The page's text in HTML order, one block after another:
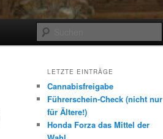
LETZTE EINTRÄGE
Cannabisfreigabe
Führerschein-Check (nicht nur
für Ältere!)
Honda Forza das Mittel der